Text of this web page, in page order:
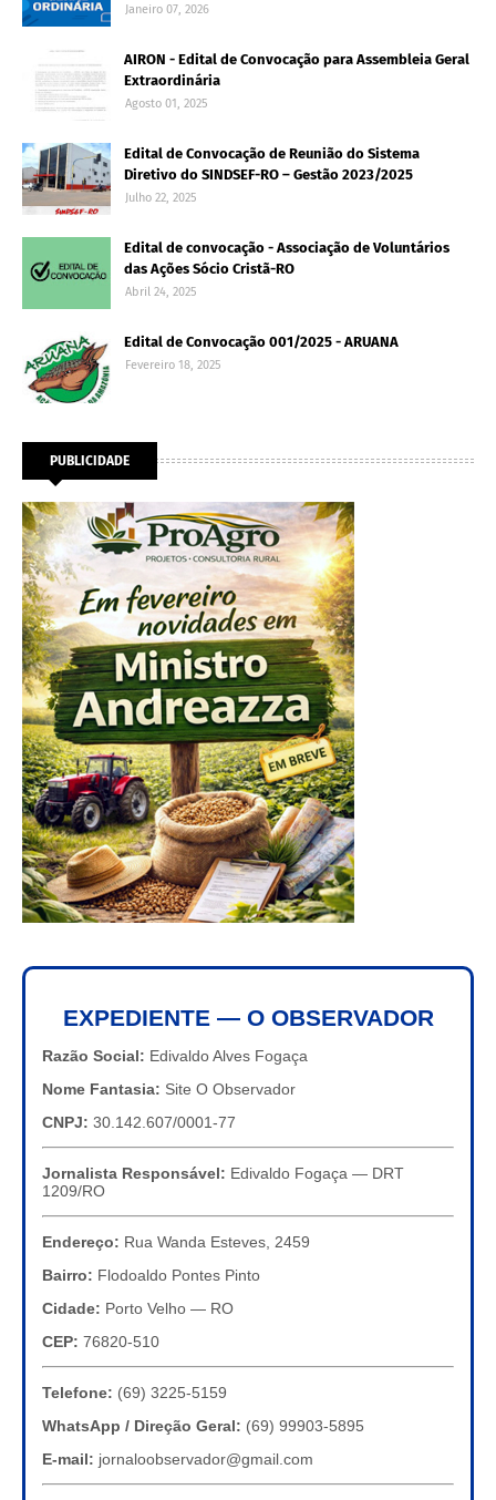
Janeiro 07, 2026
AIRON - Edital de Convocação para Assembleia Geral
Extraordinária
Agosto 01, 2025
Edital de Convocação de Reunião do Sistema
Diretivo do SINDSEF-RO – Gestão 2023/2025
Julho 22, 2025
Edital de convocação - Associação de Voluntários
das Ações Sócio Cristã-RO
Abril 24, 2025
Edital de Convocação 001/2025 - ARUANA
Fevereiro 18, 2025
PUBLICIDADE
EXPEDIENTE — O OBSERVADOR
Razão Social: Edivaldo Alves Fogaça
Nome Fantasia: Site O Observador
CNPJ: 30.142.607/0001-77
Jornalista Responsável: Edivaldo Fogaça — DRT
1209/RO
Endereço: Rua Wanda Esteves, 2459
Bairro: Flodoaldo Pontes Pinto
Cidade: Porto Velho — RO
CEP: 76820-510
Telefone: (69) 3225-5159
WhatsApp / Direção Geral: (69) 99903-5895
E-mail: jornaloobservador@gmail.com